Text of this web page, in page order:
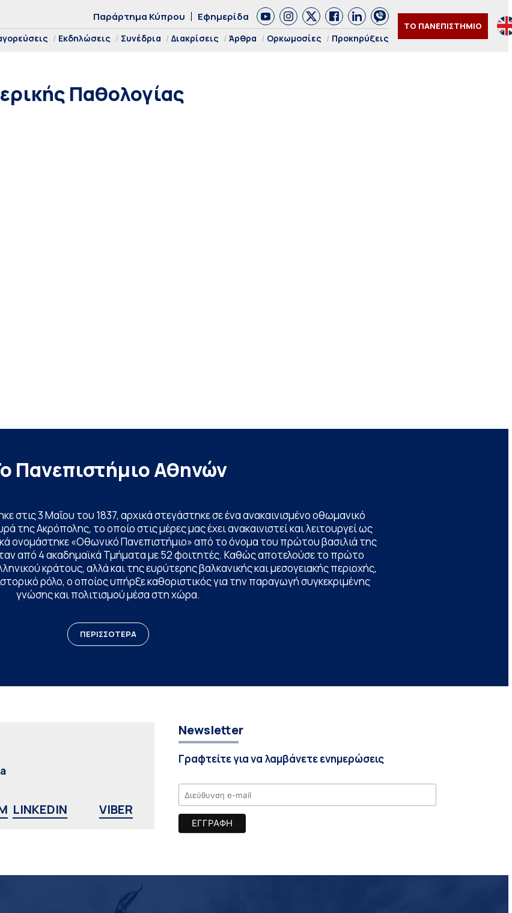
Παράρτημα Κύπρου Εφημερίδα
Εκδηλώσεις Συνέδρια Διακρίσεις Άρθρα Ορκωμοσίες Προκηρύξεις
ΤΟ ΠΑΝΕΠΙΣΤΗΜΙΟ
Παθολογίας
Πανεπιστήμιο Αθηνών
στις 3 Μαΐου του 1837, αρχικά στεγάστηκε σε ένα ανακαινισμένο οθωμανικό
της Ακρόπολης, το οποίο στις μέρες μας έχει ανακαινιστεί και λειτουργεί ως
ονομάστηκε «Οθωνικό Πανεπιστήμιο» από το όνομα του πρώτου βασιλιά της
από 4 ακαδημαϊκά Τμήματα με 52 φοιτητές. Καθώς αποτελούσε το πρώτο
κράτους, αλλά και της ευρύτερης βαλκανικής και μεσογειακής περιοχής,
ρόλο, ο οποίος υπήρξε καθοριστικός για την παραγωγή συγκεκριμένης
γνώσης και πολιτισμού μέσα στη χώρα.
ΠΕΡΙΣΣΟΤΕΡΑ
LINKEDIN VIBER
Newsletter
Γραφτείτε για να λαμβάνετε ενημερώσεις